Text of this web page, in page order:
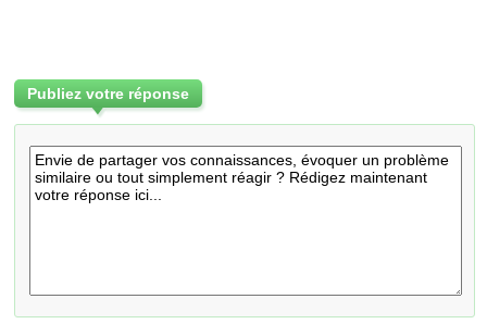
Publiez votre réponse